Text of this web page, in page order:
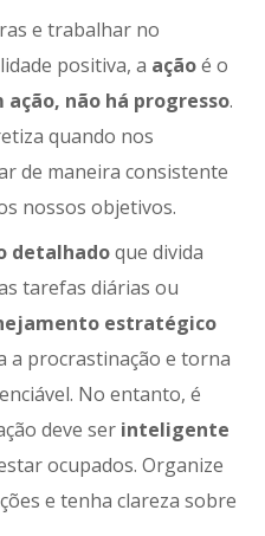
e trabalhar no
positiva, a açãoé o
ação, não há progresso.
quando nos
de maneira consistente
nossos objetivos.
detalhadoque divida
tarefas diárias ou
estratégico
a procrastinação e torna
No entanto, é
deve ser inteligente
ocupados. Organize
e tenha clareza sobre